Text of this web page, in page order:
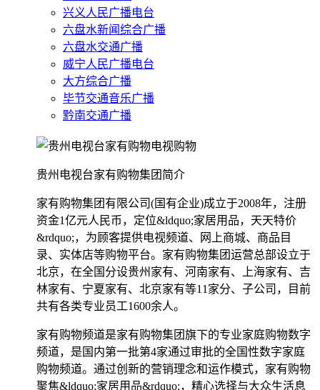
兴义人民广播电台
六盘水新闻综合广播
六盘水交通广播
威宁人民广播电台
大方综合广播
毕节交通音乐广播
黔南交通广播
贵州电视台家有购物集团简介
家有购物集团有限公司(国有企业)成立于2008年，注册
资金1亿元人民币，定位&ldquo;家居用品，天天特价
&rdquo;，为顾客提供电视频道、网上商城、商品目
录、实体店等购物平台。家有购物集团运营总部设立于
北京，在全国分设贵州家有、河南家有、上海家有、吉
林家有、宁夏家有、北京家有等11家分、子公司，目前
共有各类专业员工1600余人。
家有购物频道是家有购物集团旗下的专业家庭购物数字
频道，是国内第一批第4家通过审批的全国性数字家庭
购物频道。通过创新的营销理念和运作模式，家有购物
聚焦&ldquo;家居用品&rdquo;，精心选择与大众生活息